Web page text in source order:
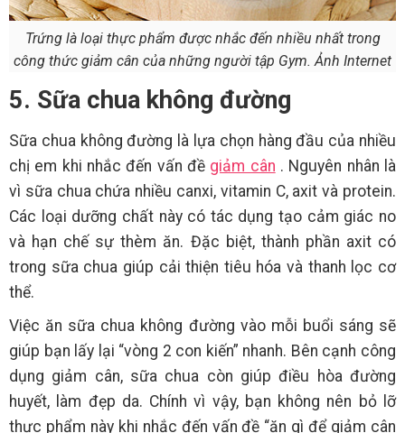
Trứng là loại thực phẩm được nhắc đến nhiều nhất trong
công thức giảm cân của những người tập Gym. Ảnh Internet
5. Sữa chua không đường
Sữa chua không đường là lựa chọn hàng đầu của nhiều
chị em khi nhắc đến vấn đề giảm cân . Nguyên nhân là
vì sữa chua chứa nhiều canxi, vitamin C, axit và protein.
Các loại dưỡng chất này có tác dụng tạo cảm giác no
và hạn chế sự thèm ăn. Đặc biệt, thành phần axit có
trong sữa chua giúp cải thiện tiêu hóa và thanh lọc cơ
thể.
Việc ăn sữa chua không đường vào mỗi buổi sáng sẽ
giúp bạn lấy lại “vòng 2 con kiến” nhanh. Bên cạnh công
dụng giảm cân, sữa chua còn giúp điều hòa đường
huyết, làm đẹp da. Chính vì vậy, bạn không nên bỏ lỡ
thực phẩm này khi nhắc đến vấn đề “ăn gì để giảm cân